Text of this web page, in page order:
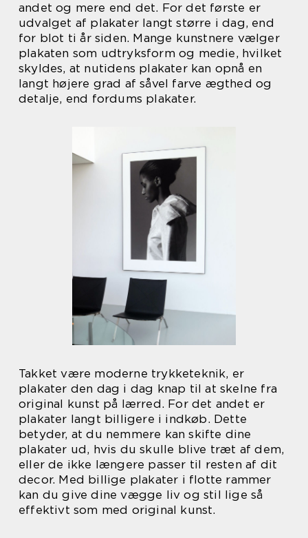
andet og mere end det. For det første er
udvalget af plakater langt større i dag, end
for blot ti år siden. Mange kunstnere vælger
plakaten som udtryksform og medie, hvilket
skyldes, at nutidens plakater kan opnå en
langt højere grad af såvel farve ægthed og
detalje, end fordums plakater.
Takket være moderne trykketeknik, er
plakater den dag i dag knap til at skelne fra
original kunst på lærred. For det andet er
plakater langt billigere i indkøb. Dette
betyder, at du nemmere kan skifte dine
plakater ud, hvis du skulle blive træt af dem,
eller de ikke længere passer til resten af dit
decor. Med billige plakater i flotte rammer
kan du give dine vægge liv og stil lige så
effektivt som med original kunst.